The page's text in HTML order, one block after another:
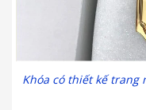
Khóa có thiết kế trang